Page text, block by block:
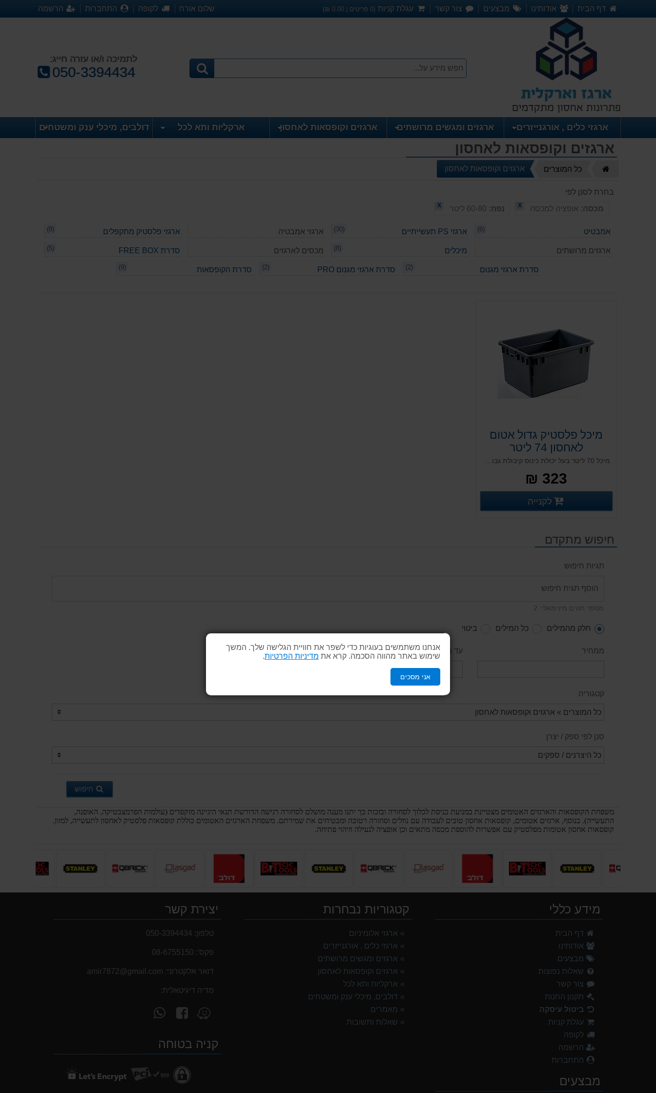
אנחנו משתמשים בעוגיות כדי לשפר את חוויית הגלישה שלך. המשך
שימוש באתר מהווה הסכמה. קרא את מדיניות הפרטיות.
אני מסכים
דף הבית אודותינו מבצעים צור קשר עגלת קניות (
0פריטים | 0.00
₪) שלום אורח לקופה התחברות הרשמה
לתמיכה ו/או עזרה חייג:
טלפון:
050-3394434
ארגזי כלים , אורגנייזרים ארגזים ומגשים מרושתים ארגזים וקופסאות לאחסון ארקליות ותא לכל דולבים, מיכלי ענק ומשטחים
ארגזים וקופסאות לאחסון
כל המוצרים ארגזים וקופסאות לאחסון
בחרת לסנן לפי
מכסה: אופציה למכסה X נפח: X
אמבטיט (6) ארגזי PS תעשייתיים (30) ארגזי אמבטיה ארגזי פלסטיק מתקפלים (8)
ארגזים מרושתים מיכלים (8) מכסים לארגזים סדרת FREE BOX (5)
סדרת ארגזי מגנום (2) סדרת ארגזי מגנום PRO (2) סדרת הקופסאות (9)
מיכל פלסטיק גדול אטום
לאחסון 74 ליטר
323 ₪
פרטים נוספים
לקנייה
חיפוש מתקדם
תגיות חיפוש
מספר תווים מינימאלי: 2
חלק מהמילים כל המילים ביטוי
ממחיר עד מחיר
קטגוריה
סנן לפי ספק / יצרן
חיפוש
משפחת הקופסאות והארגזים האטומים מצטיינת במניעת כניסת לכלוך לסחורה ובזכות כך יתנו מענה מושלם לסחורה רגישה הדורשת תנאי היגיינה מוקפדים (עולמות הפרמצבטיקה, האופנה,
התעשייה). בנוסף, ארגזים אטומים, קופסאות אחסון טובים לעבודה עם נוזלים וסחורה רטובה ומבטיחים את שמירתם. משפחת הארגזים האטומים כוללת קופסאות פלסטיק לאחסון לתעשייה, למזון.
קופסאות אחסון אטומות מפלסטיק עם אפשרות להוספת מכסה מתאים וכן אופציה לנעילה וזיהוי פתיחה.
מידע כללי
דף הבית
אודותינו
מבצעים
שאלות נפוצות
צור קשר
תקנון החנות
ביטול עיסקה
עגלת קניות
לקופה
הרשמה
התחברות
מבצעים
קטגוריות נבחרות
ארגזי אלומיניום
ארגזי כלים , אורגנייזרים
ארגזים ומגשים מרושתים
ארגזים וקופסאות לאחסון
ארקליות ותא לכל
דולבים, מיכלי ענק ומשטחים
מאמרים
שאלות ותשובות
יצירת קשר
טלפון: 050-3394434
פקס': 08-6755150
דואר אלקטרוני: ‫amir7872@gmail.com‬
מדיה דיגיטאלית:
מצא
אותנו
Waze
עקוב
אחרינו
facebookקניה בטוחה